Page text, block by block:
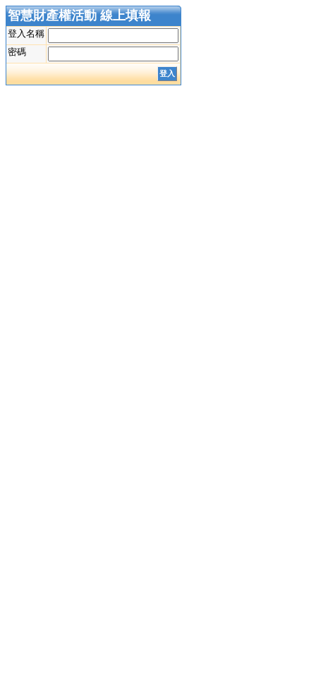
智慧財產權活動 線上填報
登入名稱
密碼